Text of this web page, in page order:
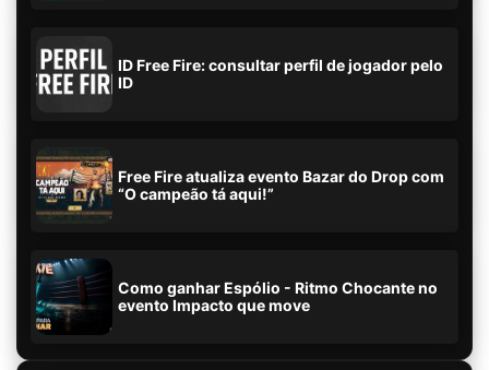
ID Free Fire: consultar perfil de jogador pelo
ID
Free Fire atualiza evento Bazar do Drop com
“O campeão tá aqui!”
Como ganhar Espólio - Ritmo Chocante no
evento Impacto que move